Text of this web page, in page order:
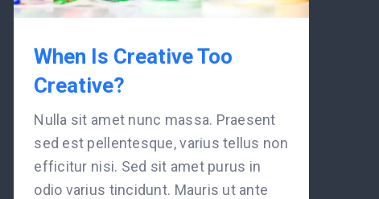
When Is Creative Too
Creative?
Nulla sit amet nunc massa. Praesent
sed est pellentesque, varius tellus non
efficitur nisi. Sed sit amet purus in
odio varius tincidunt. Mauris ut ante